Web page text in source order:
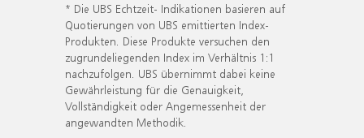
* Die UBS Echtzeit- Indikationen basieren auf
Quotierungen von UBS emittierten Index-
Produkten. Diese Produkte versuchen den
zugrundeliegenden Index im Verhältnis 1:1
nachzufolgen. UBS übernimmt dabei keine
Gewährleistung für die Genauigkeit,
Vollständigkeit oder Angemessenheit der
angewandten Methodik.